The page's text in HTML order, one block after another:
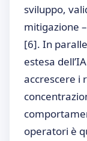
sviluppo,
mitigazione
[6]. In
estesa
accrescere i
operatori è